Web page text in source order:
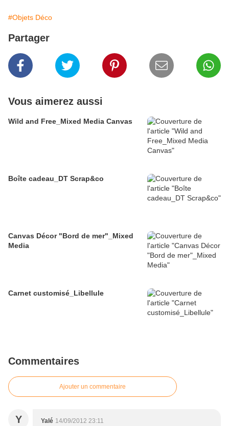
#Objets Déco
Partager
Vous aimerez aussi
Wild and Free_Mixed Media Canvas
Boîte cadeau_DT Scrap&co
Canvas Décor "Bord de mer"_Mixed
Media
Carnet customisé_Libellule
Commentaires
Ajouter un commentaire
Y Yalé 14/09/2012 23:11